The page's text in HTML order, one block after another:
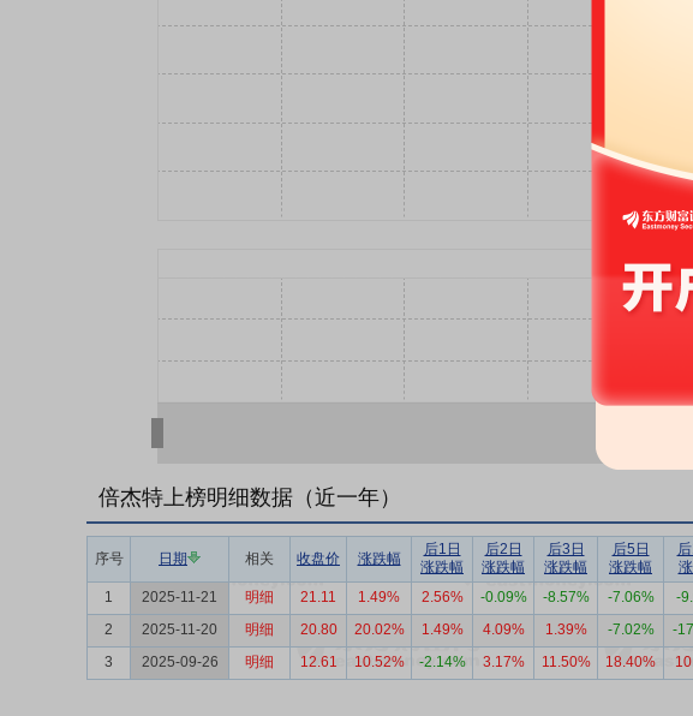
倍杰特上榜明细数据（近一年）
序号 日期 相关 收盘价 涨跌幅
后1日
涨跌幅
后2日
涨跌幅
后3日
涨跌幅
后5日
涨跌幅
1 2025-11-21 明细 21.11 1.49% 2.56% -0.09% -8.57% -7.06% -
2
2025-11-20 明细 20.80 20.02% 1.49% 4.09% 1.39% -7.02% -
3
2025-09-26 明细 12.61 10.52% -2.14% 3.17% 11.50% 18.40%